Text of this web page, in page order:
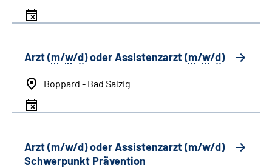
Arzt (m/w/d) oder Assistenzarzt (m/w/d)
Boppard - Bad Salzig
Arzt (m/w/d) oder Assistenzarzt (m/w/d)
Schwerpunkt Prävention